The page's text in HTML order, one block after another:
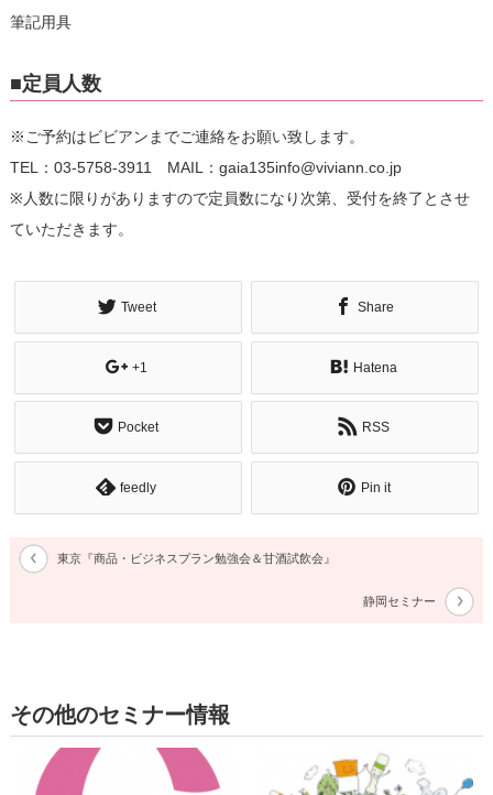
筆記用具
■定員人数
※ご予約はビビアンまでご連絡をお願い致します。
TEL：03-5758-3911 MAIL：gaia135info@viviann.co.jp
※人数に限りがありますので定員数になり次第、受付を終了とさせ
ていただきます。
Tweet Share
+1 Hatena
Pocket RSS
feedly Pin it
東京『商品・ビジネスプラン勉強会＆甘酒試飲会』
静岡セミナー
その他のセミナー情報